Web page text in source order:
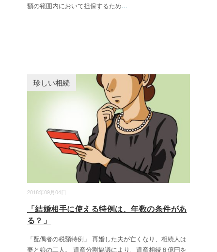
額の範囲内において担保するため...
2018年09月04日
珍しい相続
「結婚相手に使える特例は、年数の条件があ
る？」
「配偶者の税額特例」 再婚した夫が亡くなり、相続人は
妻と娘の二人。 遺産分割協議により、遺産相続８億円を